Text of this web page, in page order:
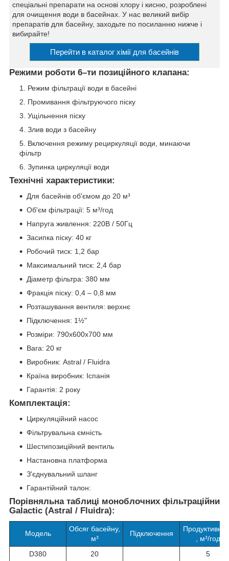
спеціальні препарати на основі хлору і кисню, розроблені
для очищення води в басейнах. У нас великий вибір
препаратів для басейну, заходьте по посиланню нижче і
вибирайте!
Перейти в каталог хімії для басейнів
Режими роботи 6–ти позиційного клапана:
Режим фільтрації води в басейні
Промивання фільтруючого піску
Ущільнення піску
Злив води з басейну
Включення режиму рециркуляції води, минаючи
фільтр
Зупинка циркуляції води
Технічні характеристики:
Для басейнів об'ємом до 20 м³
Об'єм фільтрації: 5 м³/год
Напруга живлення: 220В / 50Гц
Засипка піску: 40 кг
Робочий тиск: 1,2 бар
Максимальний тиск: 2,4 бар
Діаметр фільтра: 380 мм
Фракція піску: 0,4 – 0,8 мм
Розташування вентиля: верхнє
Підключення: 1½"
Розміри: 790x600x700 мм
Вага: 20 кг
Виробник: Astral / Fluidra
Країна виробник: Іспанія
Гарантія: 2 року
Комплектація:
Циркуляційний насос
Фільтрувальна ємність
Шестипозиційний вентиль
Настановна платформа
З'єднувальний шланг
Гарантійний талон:
Порівняльна таблиці моноблочних фільтраційних
Galactic (Astral / Fluidra):
Модель
Обсяг басейну,
м³
Підключення
, м³/год
D380
20 5